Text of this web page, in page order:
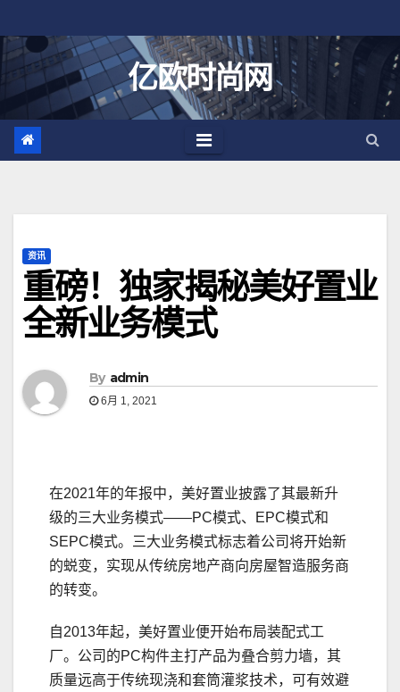
至
亿欧时尚网
资讯
重磅！独家揭秘美好置业
全新业务模式
By admin
6月 1, 2021
在2021年的年报中，美好置业披露了其最新升
级的三大业务模式——PC模式、EPC模式和
SEPC模式。三大业务模式标志着公司将开始新
的蜕变，实现从传统房地产商向房屋智造服务商
的转变。
自2013年起，美好置业便开始布局装配式工
厂。公司的PC构件主打产品为叠合剪力墙，其
质量远高于传统现浇和套筒灌浆技术，可有效避